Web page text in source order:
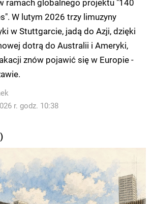
W lutym 2026 trzy limuzyny
w Stuttgarcie, jadą do Azji, dzięki
dotrą do Australii i Ameryki,
znów pojawić się w Europie -
r. godz. 10:38